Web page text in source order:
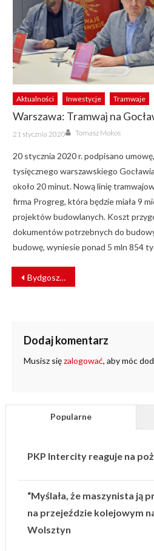
Aktualności Inwestycje Tramwaje
Warszawa: Tramwaj na
Posted
on
21 stycznia 2020 Author
Tomasz Mokos
20 stycznia 2020 r. podpisano
tysięcznego warszawskiego
około 20 minut. Nową linię
firma Progreg, która będzie miała 9
projektów budowlanych. Koszt
dokumentów potrzebnych do
budowę, wyniesie ponad 5 mln 854
NAWIGACJA
WPISU
Bydgoszcz walczy o węzeł multimodalny
Dodaj komentarz
Musisz sięzalogować, aby móc
Popularne
PKP Intercity reaguje na
“Myślała, że maszynista ją
na przejeździe kolejowym
Wolsztyn